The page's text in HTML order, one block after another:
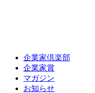
企業家倶楽部
企業家賞
マガジン
お知らせ